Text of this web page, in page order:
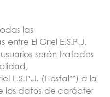
las
El Griel E.S.P.J.
serán tratados
E.S.P.J. (Hostal**) a la
los datos de carácter